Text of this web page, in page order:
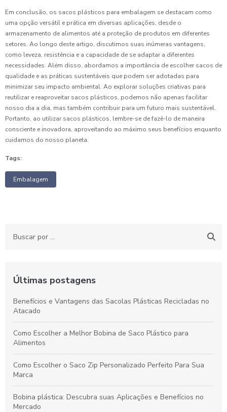
Em conclusão, os sacos plásticos para embalagem se destacam como
uma opção versátil e prática em diversas aplicações, desde o
armazenamento de alimentos até a proteção de produtos em diferentes
setores. Ao longo deste artigo, discutimos suas inúmeras vantagens,
como leveza, resistência e a capacidade de se adaptar a diferentes
necessidades. Além disso, abordamos a importância de escolher sacos de
qualidade e as práticas sustentáveis que podem ser adotadas para
minimizar seu impacto ambiental. Ao explorar soluções criativas para
reutilizar e reaproveitar sacos plásticos, podemos não apenas facilitar
nosso dia a dia, mas também contribuir para um futuro mais sustentável.
Portanto, ao utilizar sacos plásticos, lembre-se de fazê-lo de maneira
consciente e inovadora, aproveitando ao máximo seus benefícios enquanto
cuidamos do nosso planeta.
Tags:
Embalagem
Últimas postagens
Benefícios e Vantagens das Sacolas Plásticas Recicladas no
Atacado
Como Escolher a Melhor Bobina de Saco Plástico para
Alimentos
Como Escolher o Saco Zip Personalizado Perfeito Para Sua
Marca
Bobina plástica: Descubra suas Aplicações e Benefícios no
Mercado